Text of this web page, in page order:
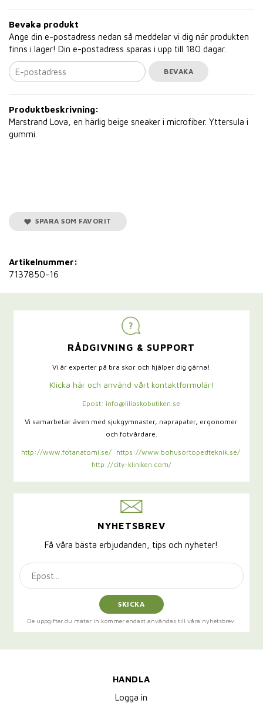
Bevaka produkt
Ange din e-postadress nedan så meddelar vi dig när produkten
finns i lager! Din e-postadress sparas i upp till 180 dagar.
BEVAKA
Produktbeskrivning:
Marstrand Lova, en härlig beige sneaker i microfiber. Yttersula i
gummi.
SPARA SOM FAVORIT
Artikelnummer:
7137850-16
RÅDGIVNING & SUPPORT
Vi är experter på bra skor och hjälper dig gärna!
Klicka här och använd vårt kontaktformulär!
Epost: info@lillaskobutiken.se
Vi samarbetar även med sjukgymnaster, naprapater, ergonomer
och fotvårdare.
http://www.fotanatomi.se/
https://www.bohusortopedteknik.se/
http://city-kliniken.com/
NYHETSBREV
Få våra bästa erbjudanden, tips och nyheter!
SKICKA
De uppgifter du matar in kommer endast användas till våra nyhetsbrev.
HANDLA
Logga in